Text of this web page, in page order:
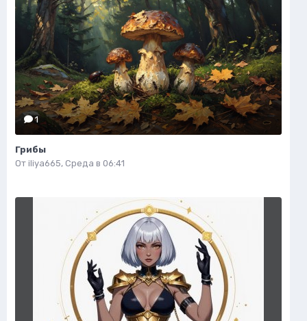
1
Грибы
От iliya665, Среда в 06:41